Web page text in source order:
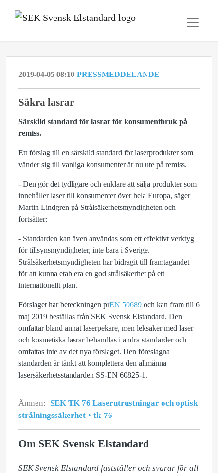
2019-04-05 08:10 PRESSMEDDELANDE
Säkra lasrar
Särskild standard för lasrar för konsumentbruk på
remiss.
Ett förslag till en särskild standard för laserprodukter som
vänder sig till vanliga konsumenter är nu ute på remiss.
- Den gör det tydligare och enklare att sälja produkter som
innehåller laser till konsumenter över hela Europa, säger
Martin Lindgren på Strålsäkerhetsmyndigheten och
fortsätter:
- Standarden kan även användas som ett effektivt verktyg
för tillsynsmyndigheter, inte bara i Sverige.
Strålsäkerhetsmyndigheten har bidragit till framtagandet
för att kunna etablera en god strålsäkerhet på ett
internationellt plan.
Förslaget har beteckningen prEN 50689 och kan fram till 6
maj 2019 beställas från SEK Svensk Elstandard. Den
omfattar bland annat laserpekare, men leksaker med laser
och kosmetiska lasrar behandlas i andra standarder och
omfattas inte av det nya förslaget. Den föreslagna
standarden är tänkt att komplettera den allmänna
lasersäkerhetsstandarden SS-EN 60825-1.
Ämnen: SEK TK 76 Laserutrustningar och optisk
strålningssäkerhet
tk-76
Om SEK Svensk Elstandard
SEK Svensk Elstandard fastställer och svarar för all